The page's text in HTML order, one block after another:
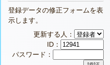
登録データの修正フォームを表
示します。
更新する人：
ID：
パスワード：